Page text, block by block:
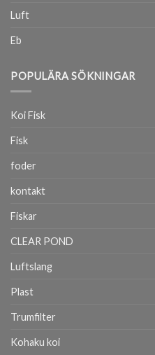
Luft
Eb
POPULÄRA SÖKNINGAR
Koi Fisk
Fisk
foder
kontakt
Fiskar
CLEAR POND
Luftslang
Plast
Trumfilter
Kohaku koi